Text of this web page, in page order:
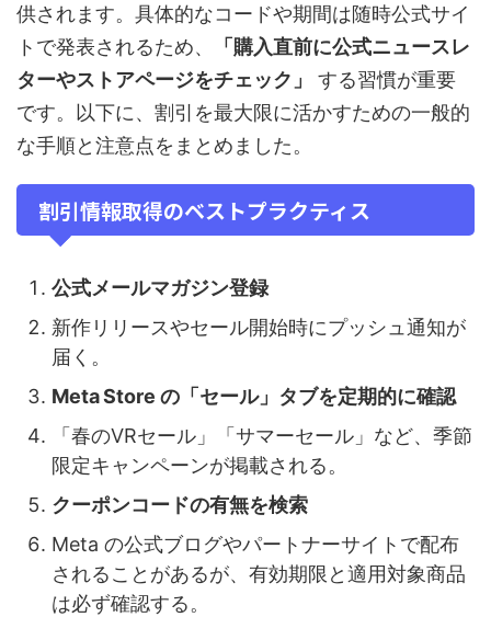
供されます。具体的なコードや期間は随時公式サイ
トで発表されるため、
「購入直前に公式ニュースレ
ターやストアページをチェック」
する習慣が重要
です。以下に、割引を最大限に活かすための一般的
な手順と注意点をまとめました。
割引情報取得のベストプラクティス
公式メールマガジン登録
新作リリースやセール開始時にプッシュ通知が
届く。
Meta Store の「セール」タブを定期的に確認
「春のVRセール」「サマーセール」など、季節
限定キャンペーンが掲載される。
クーポンコードの有無を検索
Meta の公式ブログやパートナーサイトで配布
されることがあるが、有効期限と適用対象商品
は必ず確認する。